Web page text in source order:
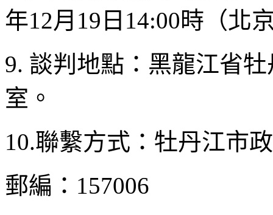
年12月19日14:00時（北
9. 談判地點：黑龍江省
室。
10.聯繫方式：牡丹江市
郵編：157006